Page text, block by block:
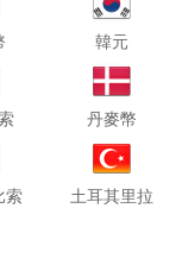
韓元
丹麥幣
索 土耳其里拉